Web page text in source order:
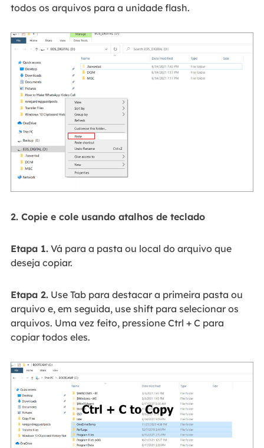
todos os arquivos para a unidade flash.
2. Copie e cole usando atalhos de teclado
Etapa 1.Vá para a pasta ou local do arquivo que
deseja copiar.
Etapa 2.Use Tab para destacar a primeira pasta ou
arquivo e, em seguida, use shift para selecionar os
arquivos. Uma vez feito, pressione Ctrl + C para
copiar todos eles.